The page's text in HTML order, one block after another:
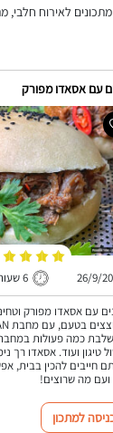
לאירוח
עם אסאדו מפורק
26/9/ 6 שעות
עם אסאדו מפורק
כמה פעולות במחבת
טיגון ועוד. אסאדו רך
חייבים להכין בבית,
ועם מה שרוצים!
למתכון